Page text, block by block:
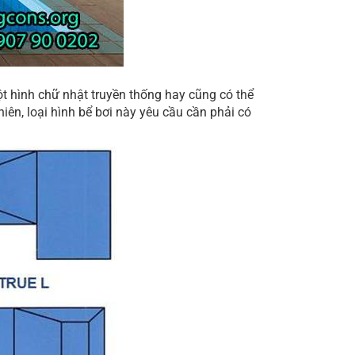
hình chữ nhật truyền thống hay cũng có thể
loại hình bể bơi này yêu cầu cần phải có